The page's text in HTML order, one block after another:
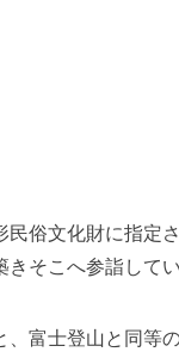
俗文化財に指定
そこへ参詣して
富士登山と同等